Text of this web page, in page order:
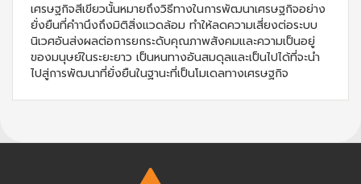
เศรษฐกิจสีเขียวนั้นหมายถึงวิธีทางในการพัฒนาเศรษฐกิจอย่าง
ยั่งยืนที่คำานึงถึงมิติสิ่งแวดล้อม ทำให้ลดความเสี่ยงต่อระบบ
นิเวศอันส่งผลต่อการยกระดับคุณภาพสังคมและความเป็นอยู่
ของมนุษย์ในระยะยาว เป็นหนทางอันสมดุลและเป็นไปได้ที่จะนำ
ไปสู่การพัฒนาที่ยั่งยืนในฐานะที่เป็นโมเดลทางเศรษฐกิจ